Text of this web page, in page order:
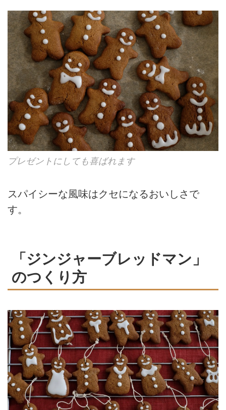
プレゼントにしても喜ばれます
スパイシーな風味はクセになるおいしさで
す。
「ジンジャーブレッドマン」
のつくり方